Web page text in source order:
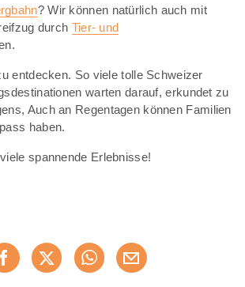
? Wir können natürlich auch mit
durch Tier- und
entdecken. So viele tolle Schweizer
warten darauf, erkundet zu
Auch an Regentagen können Familien
haben.
spannende Erlebnisse!
Jetzt weiterempfehlen